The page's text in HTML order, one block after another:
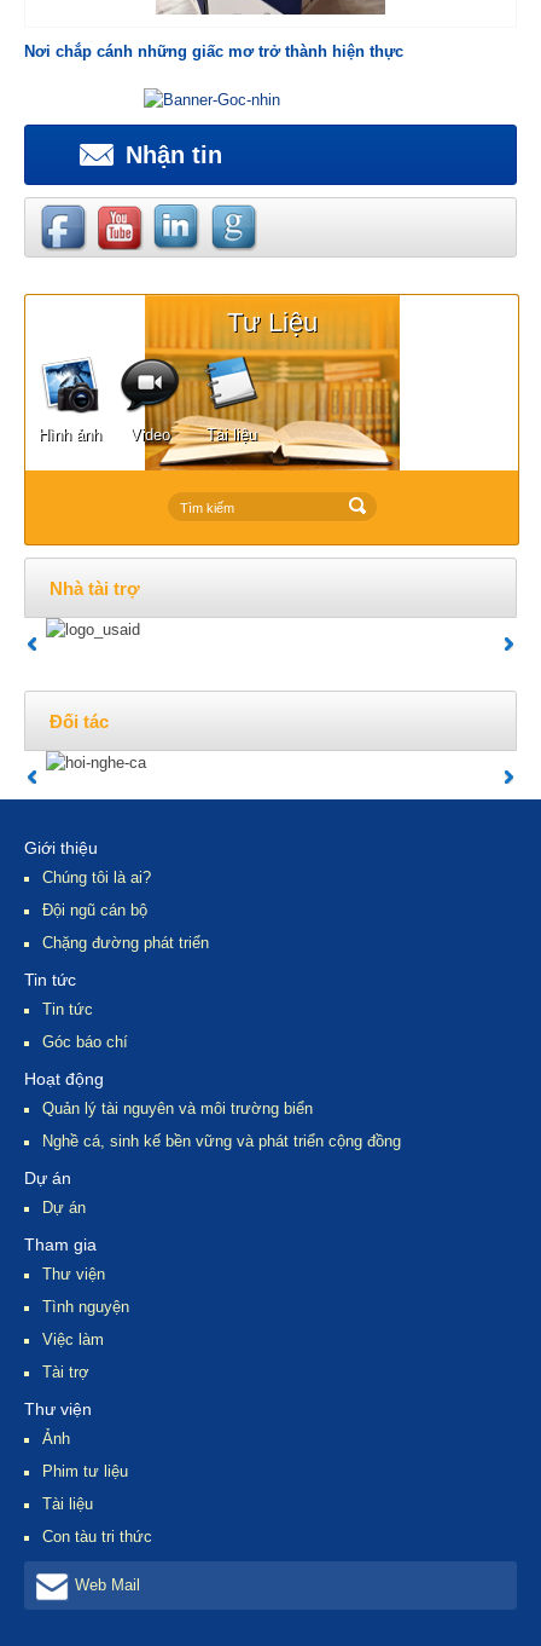
Nơi chắp cánh những giấc mơ trở thành hiện thực
Nhận tin
Tư Liệu
Hình ảnh Video Tài liệu
Nhà tài trợ
Đối tác
Giới thiệu
Chúng tôi là ai?
Đội ngũ cán bộ
Chặng đường phát triển
Tin tức
Tin tức
Góc báo chí
Hoạt động
Quản lý tài nguyên và môi trường biển
Nghề cá, sinh kế bền vững và phát triển cộng đồng
Dự án
Dự án
Tham gia
Thư viện
Tình nguyện
Việc làm
Tài trợ
Thư viện
Ảnh
Phim tư liệu
Tài liệu
Con tàu tri thức
Web Mail